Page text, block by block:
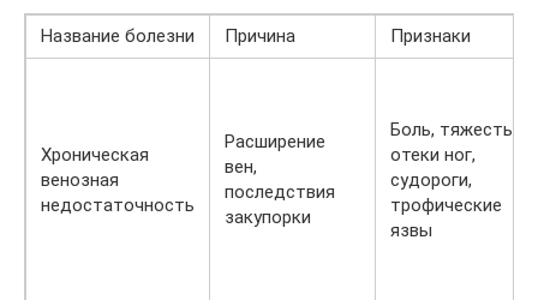
Название болезни Причина Признаки
Хроническая
венозная
недостаточность
Расширение
вен,
последствия
закупорки
Боль, тяжесть,
отеки ног,
судороги,
трофические
язвы